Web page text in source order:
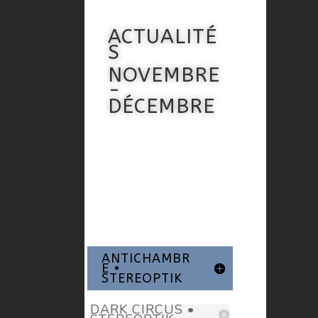
ACTUALITÉ
S
NOVEMBRE
-
DÉCEMBRE
ANTICHAMBR
E •
STEREOPTIK
DARK CIRCUS •